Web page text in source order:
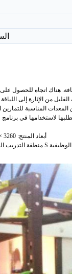
هناك اتجاه للحصول على
من الإثارة إلى اللياقة
المناسبة للتمارين
أبعاد المنتج: 3260 × 1130 × 2374 ملم